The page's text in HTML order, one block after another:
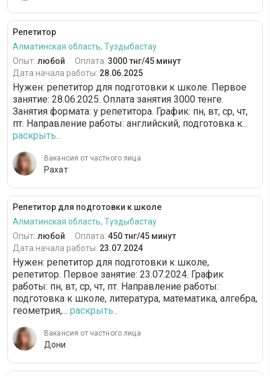
Репетитор
Алматинская область, Туздыбастау
Опыт: любой Оплата: 3000 тнг/45 минут
Дата начала работы: 28.06.2025
Нужен: репетитор для подготовки к школе. Первое
занятие: 28.06.2025. Оплата занятия 3000 тенге.
Занятия формата: у репетитора. График: пн, вт, ср, чт,
пт. Направление работы: английский, подготовка к...
раскрыть...
Вакансия от частного лица
Рахат
Репетитор для подготовки к школе
Алматинская область, Туздыбастау
Опыт: любой Оплата: 450 тнг/45 минут
Дата начала работы: 23.07.2024
Нужен: репетитор для подготовки к школе,
репетитор. Первое занятие: 23.07.2024. График
работы: пн, вт, ср, чт, пт. Направление работы:
подготовка к школе, литература, математика, алгебра,
геометрия,... раскрыть...
Вакансия от частного лица
Дони